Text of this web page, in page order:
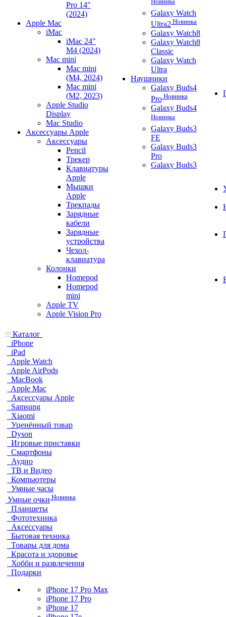
Pro 14"
(2024)
Apple Mac
iMac
iMac 24"
M4 (2024)
Mac mini
Mac mini
(M4, 2024)
Mac mini
(M2, 2023)
Apple Studio
Display
Mac Studio
Аксессуары Apple
Аксессуары
Pencil
Трекер
Клавиатуры
Apple
Мышки
Apple
Трекпады
Зарядные
кабели
Зарядные
устройства
Чехол-
клавиатура
Колонки
Homepod
Homepod
mini
Apple TV
Apple Vision Pro
Galaxy Watch
Ultra2 Новинка
Galaxy Watch8
Galaxy Watch8
Classic
Galaxy Watch
Ultra
Наушники
Galaxy Buds4
Pro Новинка
Galaxy Buds4
Новинка
Galaxy Buds3
FE
Galaxy Buds3
Pro
Galaxy Buds3
Каталог
iPhone
iPad
Apple Watch
Apple AirPods
MacBook
Apple Mac
Аксессуары Apple
Samsung
Xiaomi
Уценённый товар
Dyson
Игровые приставки
Смартфоны
Аудио
ТВ и Видео
Компьютеры
Умные часы
Умные очки Новинка
Планшеты
Фототехника
Аксессуары
Бытовая техника
Товары для дома
Красота и здоровье
Хобби и развлечения
Подарки
iPhone 17 Pro Max
iPhone 17 Pro
iPhone 17